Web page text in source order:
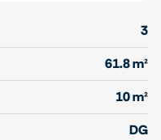
3
61.8 m²
10 m²
DG